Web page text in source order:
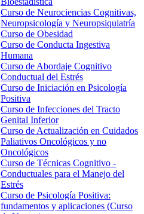
Curso de Neurociencias Cognitivas,
Neuropsicología y Neuropsiquiatría
Curso de Obesidad
Curso de Conducta Ingestiva
Humana
Curso de Abordaje Cognitivo
Conductual del Estrés
Curso de Iniciación en Psicología
Positiva
Curso de Infecciones del Tracto
Genital Inferior
Curso de Actualización en Cuidados
Paliativos Oncológicos y no
Oncológicos
Curso de Técnicas Cognitivo -
Conductuales para el Manejo del
Estrés
Curso de Psicología Positiva:
fundamentos y aplicaciones (Curso